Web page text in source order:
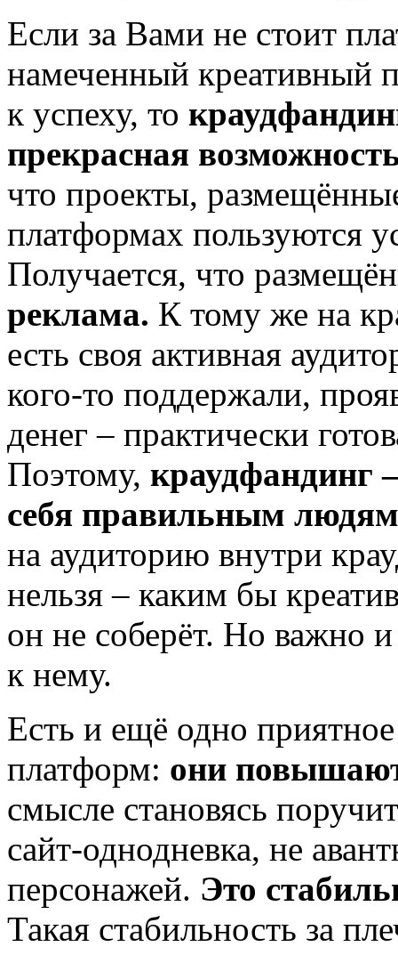
Если за Вами не стоит
намеченный креативный
к успеху, то
прекрасная
что проекты,
платформах пользуются
Получается, что
реклама. К тому же на
есть своя активная
кого-то поддержали,
денег – практически
Поэтому, краудфандинг
себя правильным
на аудиторию внутри
нельзя – каким бы
он не соберёт. Но важно
к нему.
Есть и ещё одно
платформ: они
смысле становясь
сайт-однодневка, не
персонажей. Это
Такая стабильность за